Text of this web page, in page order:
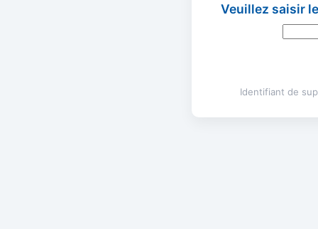
Veuillez saisir
Identifiant de